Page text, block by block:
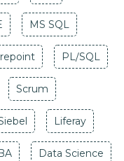
MS SQL
PL/SQL
Scrum
Liferay
Data Science